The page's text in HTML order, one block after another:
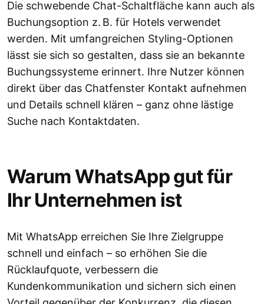
Die schwebende Chat-Schaltfläche kann auch als
Buchungsoption z. B. für Hotels verwendet
werden. Mit umfangreichen Styling-Optionen
lässt sie sich so gestalten, dass sie an bekannte
Buchungssysteme erinnert. Ihre Nutzer können
direkt über das Chatfenster Kontakt aufnehmen
und Details schnell klären – ganz ohne lästige
Suche nach Kontaktdaten.
Warum WhatsApp gut für
Ihr Unternehmen ist
Mit WhatsApp erreichen Sie Ihre Zielgruppe
schnell und einfach – so erhöhen Sie die
Rücklaufquote, verbessern die
Kundenkommunikation und sichern sich einen